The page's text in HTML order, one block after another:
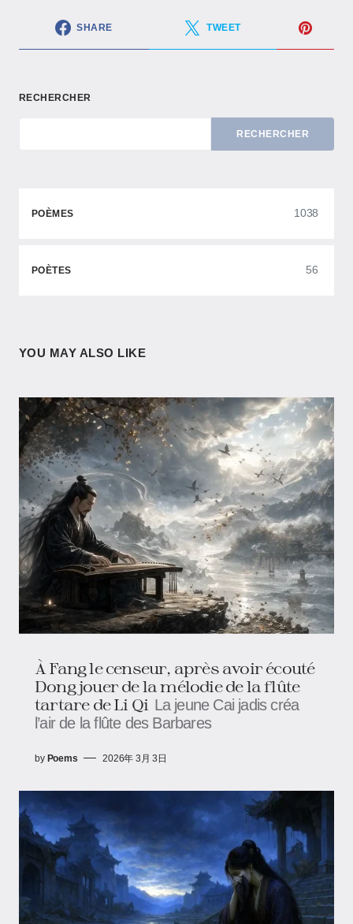
SHARE TWEET
RECHERCHER
RECHERCHER
POÈMES 1038
POÈTES 56
YOU MAY ALSO LIKE
À Fang le censeur, après avoir écouté
Dong jouer de la mélodie de la flûte
tartare de Li Qi La jeune Cai jadis créa
l’air de la flûte des Barbares
by Poems 2026年 3月 3日